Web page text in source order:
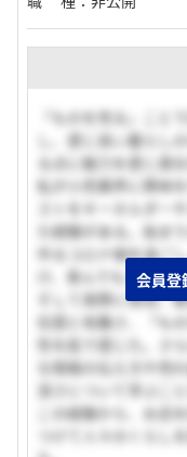
「ものを売る」こと
し、感じ良い暮らし
る点に魅力を感じ貴
私が小売業界に興味
ストをキーホルダー
た経験がある。始ま
作るコロナ禍を過ご
け、喜んでもらいた
そして実際に発信、
任感と有難さ、「も
性を肌で感じた。さ
な情報の伝え方や売
深さについて学ぶこ
この経験から、お店
つけて人々のくらし
会員登